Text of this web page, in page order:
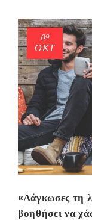
09
ΟΚΤ
«Δάγκωσες τη
βοηθήσει να